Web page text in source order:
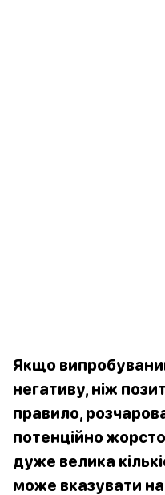
Якщо
негативу, ніж
правило,
потенційно
дуже велика
може вказувати на